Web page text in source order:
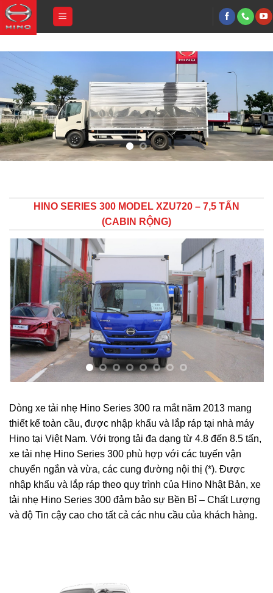
Skip
content
HINO SERIES 300 MODEL XZU720 – 7,5 TẤN
(CABIN RỘNG)
Dòng xe tải nhẹ Hino Series 300 ra mắt năm 2013 mang
thiết kế toàn cầu, được nhập khẩu và lắp ráp tại nhà máy
Hino tại Việt Nam. Với trọng tải đa dạng từ 4.8 đến 8.5 tấn,
xe tải nhẹ Hino Series 300 phù hợp với các tuyến vận
chuyển ngắn và vừa, các cung đường nội thị (*). Được
nhập khẩu và lắp ráp theo quy trình của Hino Nhật Bản, xe
tải nhẹ Hino Series 300 đảm bảo sự Bền Bỉ – Chất Lượng
và độ Tin cậy cao cho tất cả các nhu cầu của khách hàng.